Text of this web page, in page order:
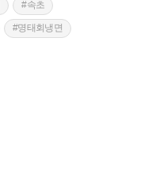
#속초
#명태회냉면